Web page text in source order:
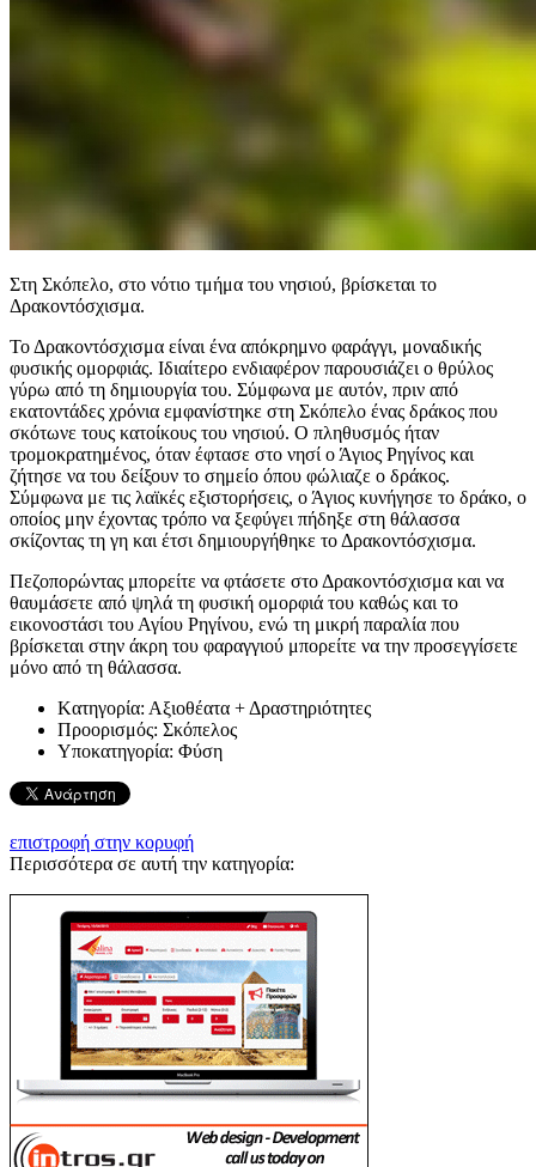
Στη Σκόπελο, στο νότιο τμήμα του νησιού, βρίσκεται το
Δρακοντόσχισμα.
Το Δρακοντόσχισμα είναι ένα απόκρημνο φαράγγι, μοναδικής
φυσικής ομορφιάς. Ιδιαίτερο ενδιαφέρον παρουσιάζει ο θρύλος
γύρω από τη δημιουργία του. Σύμφωνα με αυτόν, πριν από
εκατοντάδες χρόνια εμφανίστηκε στη Σκόπελο ένας δράκος που
σκότωνε τους κατοίκους του νησιού. Ο πληθυσμός ήταν
τρομοκρατημένος, όταν έφτασε στο νησί ο Άγιος Ρηγίνος και
ζήτησε να του δείξουν το σημείο όπου φώλιαζε ο δράκος.
Σύμφωνα με τις λαϊκές εξιστορήσεις, ο Άγιος κυνήγησε το δράκο, ο
οποίος μην έχοντας τρόπο να ξεφύγει πήδηξε στη θάλασσα
σκίζοντας τη γη και έτσι δημιουργήθηκε το Δρακοντόσχισμα.
Πεζοπορώντας μπορείτε να φτάσετε στο Δρακοντόσχισμα και να
θαυμάσετε από ψηλά τη φυσική ομορφιά του καθώς και το
εικονοστάσι του Αγίου Ρηγίνου, ενώ τη μικρή παραλία που
βρίσκεται στην άκρη του φαραγγιού μπορείτε να την προσεγγίσετε
μόνο από τη θάλασσα.
Kατηγορία: Αξιοθέατα + Δραστηριότητες
Προορισμός: Σκόπελος
Υποκατηγορία: Φύση
επιστροφή στην κορυφή
Περισσότερα σε αυτή την κατηγορία: